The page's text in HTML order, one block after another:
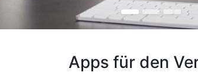
Apps für den